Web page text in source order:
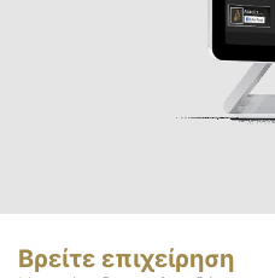
Βρείτε επιχείρηση